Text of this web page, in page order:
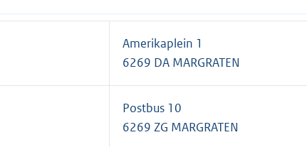
Amerikaplein 1
6269 DA MARGRATEN
Postbus 10
6269 ZG MARGRATEN